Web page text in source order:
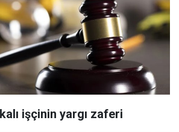
işçinin yargı zaferi